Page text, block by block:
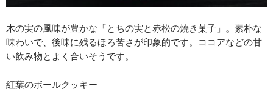
木の実の風味が豊かな「とちの実と赤松の焼き菓子」。素朴な
味わいで、後味に残るほろ苦さが印象的です。ココアなどの甘
い飲み物とよく合いそうです。
紅葉のボールクッキー